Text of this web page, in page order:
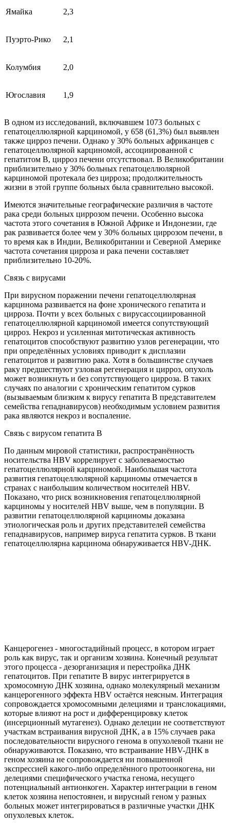
Ямайка 2,3
Пуэрто-Рико 2,1
Колумбия 2,0
Югославия 1,9
В одном из исследований, включавшем 1073 больных с
гепатоцеллюлярной карциномой, у 658 (61,3%) был выявлен
также цирроз печени. Однако у 30% больных африканцев с
гепатоцеллюлярной карциномой, ассоциированной с
гепатитом В, цирроз печени отсутствовал. В Великобритании
приблизительно у 30% больных гепатоцеллюлярной
карциномой протекала без цирроза; продолжительность
жизни в этой группе больных была сравнительно высокой.
Имеются значительные географические различия в частоте
рака среди больных циррозом печени. Особенно высока
частота этого сочетания в Южной Африке и Индонезии, где
рак развивается более чем у 30% больных циррозом печени, в
то время как в Индии, Великобритании и Северной Америке
частота сочетания цирроза и рака печени составляет
приблизительно 10-20%.
Связь с вирусами
При вирусном поражении печени гепатоцеллюлярная
карцинома развивается на фоне хронического гепатита и
цирроза. Почти у всех больных с вирусассоциированной
гепатоцеллюлярной карциномой имеется сопутствующий
цирроз. Некроз и усиленная митотическая активность
гепатоцитов способствуют развитию узлов регенерации, что
при определённых условиях приводит к дисплазии
гепатоцитов и развитию рака. Хотя в большинстве случаев
раку предшествуют узловая регенерация и цирроз, опухоль
может возникнуть и без сопутствующего цирроза. В таких
случаях по аналогии с хроническим гепатитом сурков
(вызываемым близким к вирусу гепатита В представителем
семейства гепаднавирусов) необходимым условием развития
рака являются некроз и воспаление.
Связь с вирусом гепатита В
По данным мировой статистики, распространённость
носительства HBV коррелирует с заболеваемостью
гепатоцеллюлярной карциномой. Наибольшая частота
развития гепатоцеллюлярной карциномы отмечается в
странах с наибольшим количеством носителей HBV.
Показано, что риск возникновения гепатоцеллюлярной
карциномы у носителей HBV выше, чем в популяции. В
развитии гепатоцеллюлярной карциномы доказана
этиологическая роль и других представителей семейства
гепаднавирусов, например вируса гепатита сурков. В ткани
гепатоцеллюлярна карцинома обнаруживается HBV-ДНК.
Канцерогенез - многостадийный процесс, в котором играет
роль как вирус, так и организм хозяина. Конечный результат
этого процесса - дезорганизация и перестройка ДНК
гепатоцитов. При гепатите В вирус интегрируется в
хромосомную ДНК хозяина, однако молекулярный механизм
канцерогенного эффекта HBV остаётся неясным. Интеграция
сопровождается хромосомными делециями и транслокациями,
которые влияют на рост и дифференцировку клеток
(инсерционный мутагенез). Однако делеции не соответствуют
участкам встраивания вирусной ДНК, а в 15% случаев рака
последовательности вирусного генома в опухолевой ткани не
обнаруживаются. Показано, что встраивание HBV-ДНК в
геном хозяина не сопровождается ни повышенной
экспрессией какого-либо определённого протоонкогена, ни
делециями специфического участка генома, несущего
потенциальный антионкоген. Характер интеграции в геном
клеток хозяина непостоянен, и вирусный геном у разных
больных может интегрироваться в различные участки ДНК
опухолевых клеток.